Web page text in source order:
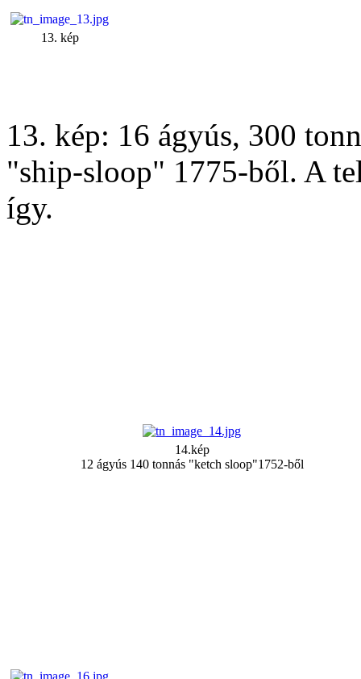
13. kép
13. kép: 16 ágyús, 300
"ship-sloop" 1775-ből. A
így.
14.kép
12 ágyús 140 tonnás "ketch sloop"1752-ből